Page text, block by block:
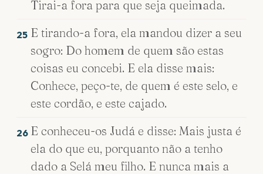
Tirai-a fora para que seja queimada.
25 E tirando-a fora, ela mandou dizer a seu
sogro: Do homem de quem são estas
coisas eu concebi. E ela disse mais:
Conhece, peço-te, de quem é este selo, e
este cordão, e este cajado.
26 E conheceu-os Judá e disse: Mais justa é
ela do que eu, porquanto não a tenho
dado a Selá meu filho. E nunca mais a